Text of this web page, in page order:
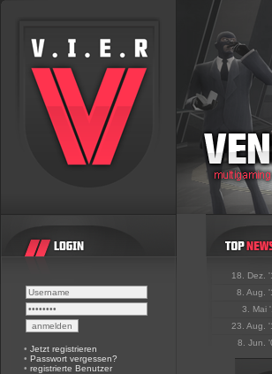
• Jetzt registrieren
• Passwort vergessen?
• registrierte Benutzer
18. Dez.
8. Aug.
3. Mai
23. Aug.
8. Jun.